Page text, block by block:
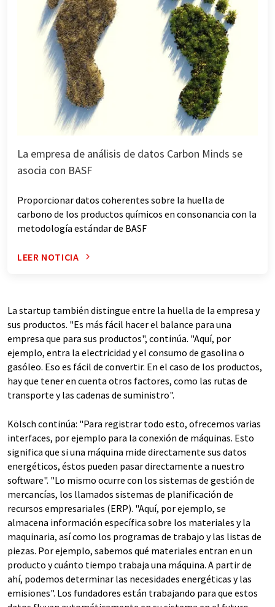
La empresa de análisis de datos Carbon Minds se
asocia con BASF
Proporcionar datos coherentes sobre la huella de
carbono de los productos químicos en consonancia con la
metodología estándar de BASF
LEER NOTICIA
La startup también distingue entre la huella de la empresa y
sus productos. "Es más fácil hacer el balance para una
empresa que para sus productos", continúa. "Aquí, por
ejemplo, entra la electricidad y el consumo de gasolina o
gasóleo. Eso es fácil de convertir. En el caso de los productos,
hay que tener en cuenta otros factores, como las rutas de
transporte y las cadenas de suministro".
Kölsch continúa: "Para registrar todo esto, ofrecemos varias
interfaces, por ejemplo para la conexión de máquinas. Esto
significa que si una máquina mide directamente sus datos
energéticos, éstos pueden pasar directamente a nuestro
software". "Lo mismo ocurre con los sistemas de gestión de
mercancías, los llamados sistemas de planificación de
recursos empresariales (ERP). "Aquí, por ejemplo, se
almacena información específica sobre los materiales y la
maquinaria, así como los programas de trabajo y las listas de
piezas. Por ejemplo, sabemos qué materiales entran en un
producto y cuánto tiempo trabaja una máquina. A partir de
ahí, podemos determinar las necesidades energéticas y las
emisiones". Los fundadores están trabajando para que estos